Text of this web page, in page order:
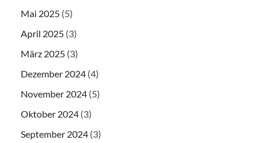
Mai 2025 (5)
April 2025 (3)
März 2025 (3)
Dezember 2024 (4)
November 2024 (5)
Oktober 2024 (3)
September 2024 (3)